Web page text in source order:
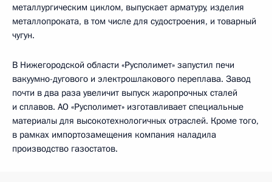
металлургическим циклом, выпускает арматуру, изделия
металлопроката, в том числе для судостроения, и товарный
чугун.
В Нижегородской области «Русполимет» запустил печи
вакуумно-дугового и электрошлакового переплава. Завод
почти в два раза увеличит выпуск жаропрочных сталей
и сплавов. АО «Русполимет» изготавливает специальные
материалы для высокотехнологичных отраслей. Кроме того,
в рамках импортозамещения компания наладила
производство газостатов.